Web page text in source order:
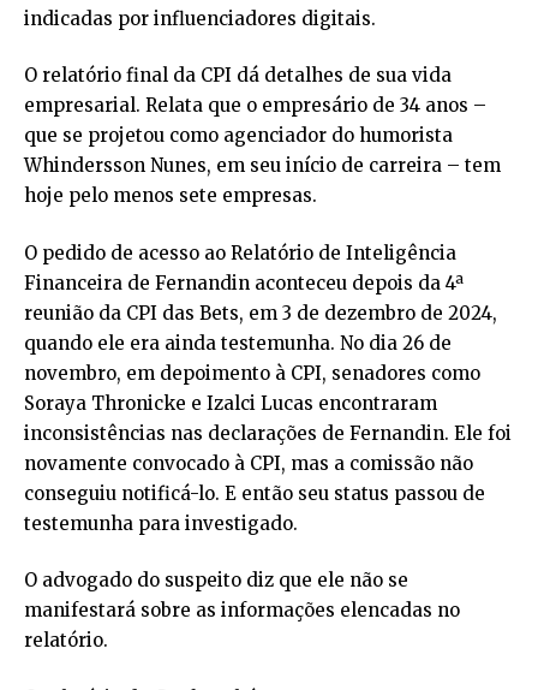
indicadas por influenciadores digitais.
O relatório final da CPI dá detalhes de sua vida
empresarial. Relata que o empresário de 34 anos –
que se projetou como agenciador do humorista
Whindersson Nunes, em seu início de carreira – tem
hoje pelo menos sete empresas.
O pedido de acesso ao Relatório de Inteligência
Financeira de Fernandin aconteceu depois da 4ª
reunião da CPI das Bets, em 3 de dezembro de 2024,
quando ele era ainda testemunha. No dia 26 de
novembro, em depoimento à CPI, senadores como
Soraya Thronicke e Izalci Lucas encontraram
inconsistências nas declarações de Fernandin. Ele foi
novamente convocado à CPI, mas a comissão não
conseguiu notificá-lo. E então seu status passou de
testemunha para investigado.
O advogado do suspeito diz que ele não se
manifestará sobre as informações elencadas no
relatório.